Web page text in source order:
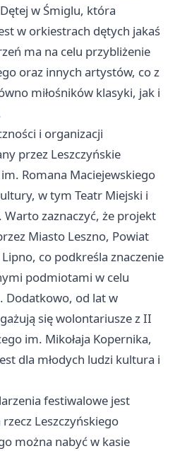
w Śmiglu, która
w orkiestrach dętych jakaś
ma na celu przybliżenie
oraz innych artystów, co z
miłośników klasyki, jak i
i organizacji
przez Leszczyńskie
Romana Maciejewskiego
w tym Teatr Miejski i
zaznaczyć, że projekt
Miasto Leszno, Powiat
co podkreśla znaczenie
podmiotami w celu
Dodatkowo, od lat w
się wolontariusze z II
im. Mikołaja Kopernika,
dla młodych ludzi kultura i
festiwalowe jest
Leszczyńskiego
można nabyć w kasie